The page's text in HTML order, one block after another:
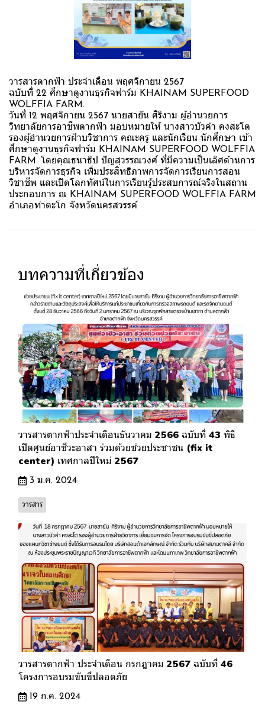
วารสารตากฟ้า ประจำเดือน พฤศจิกายน 2567
ฉบับที่ 22 ศึกษาดูงานธุรกิจฟาร์ม KHAINAM SUPERFOOD
WOLFFIA FARM.
วันที่ 12 พฤศจิกายน 2567 นายสายัน ศิริงาม ผู้อำนวยการ
วิทยาลัยการอาชีพตากฟ้า มอบหมายให้ นางสาวบัวคำ คงสะโต
รองผู้อำนวยการฝ่าบวิชาการ คณะครู และนักเรียน นักศึกษา เข้า
ศึกษาดูงานธุรกิจฟาร์ม KHAINAM SUPERFOOD WOLFFIA
FARM. โดยคุณธนาธิป ปัญสุวรรณวงศ์ ที่มีความเป็นเลิศด้านการ
บริหารจัดการธุรกิจ เพิ่มประสิทธิภาพการจัดการเรียนการสอน
วิชาชีพ และเปิดโลกทัศน์ในการเรียนรู้ประสบการณ์จริงในสถาน
ประกอบการ ณ KHAINAM SUPERFOOD WOLFFIA FARM
อำเภอท่าตะโก จังหวัดนครสวรรค์
บทความที่เกี่ยวข้อง
วารสารตากฟ้าประจำเดือนธันวาคม 2566 ฉบับที่ 43 พิธี
เปิดศูนย์อาชีวะอาสา ร่วมด้วยช่วยประชาชน (fix it
center) เทศกาลปีใหม่ 2567
3 ม.ค. 2024
วารสาร
วารสารตากฟ้า ประจำเดือน กรกฎาคม 2567 ฉบับที่ 46
โครงการอบรมขับขี่ปลอดภัย
19 ก.ค. 2024